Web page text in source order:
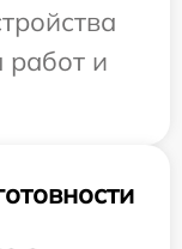
работ и